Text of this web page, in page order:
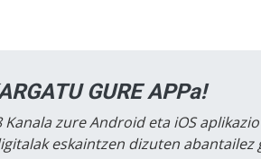
GURE APPa!
Kanala zure Android eta iOS
eskaintzen dizuten abantailez